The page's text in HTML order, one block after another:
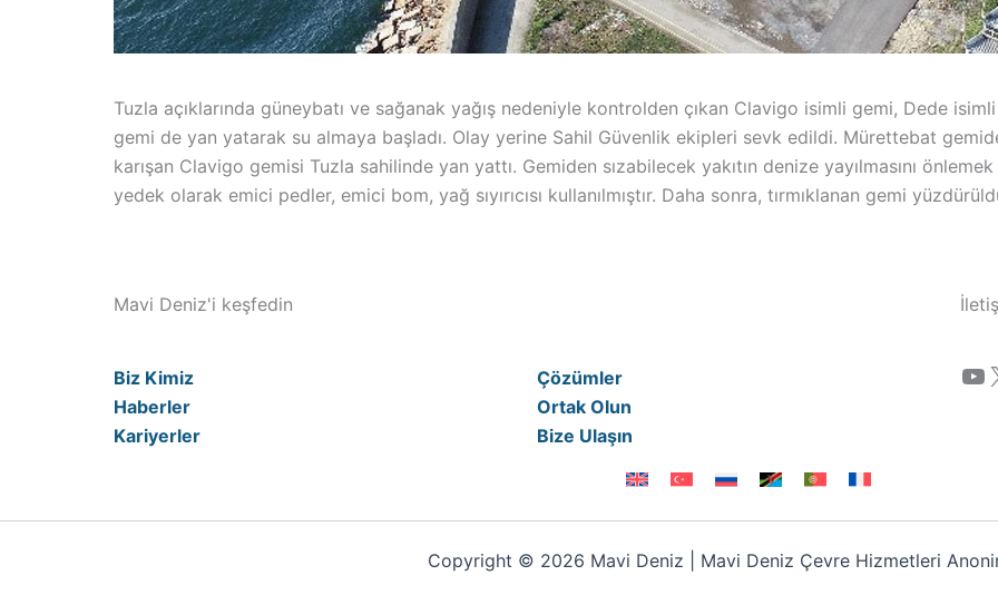
Tuzla açıklarında güneybatı ve sağanak yağış nedeniyle kontrolden çıkan Clavigo isimli gemi, Dede
gemi de yan yatarak su almaya başladı. Olay yerine Sahil Güvenlik ekipleri sevk edildi. Mürettebat
karışan Clavigo gemisi Tuzla sahilinde yan yattı. Gemiden sızabilecek yakıtın denize yayılmasını
yedek olarak emici pedler, emici bom, yağ sıyırıcısı kullanılmıştır. Daha sonra, tırmıklanan gemi
Mavi Deniz'i keşfedin
Biz Kimiz
Haberler
Kariyerler
Çözümler
Ortak Olun
Bize Ulaşın
YouTube
Copyright © 2026 Mavi Deniz | Mavi Deniz Çevre Hizmetleri